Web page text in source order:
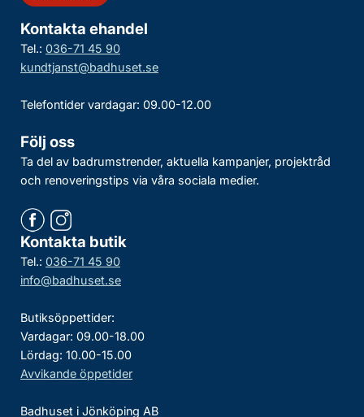
Kontakta ehandel
Tel.: 036-71 45 90
kundtjanst@badhuset.se
Telefontider vardagar: 09.00-12.00
Följ oss
Ta del av badrumstrender, aktuella kampanjer, projektråd
och renoveringstips via våra sociala medier.
Kontakta butik
Tel.: 036-71 45 90
info@badhuset.se
Butiksöppettider:
Vardagar: 09.00-18.00
Lördag: 10.00-15.00
Avvikande öppetider
Badhuset i Jönköping AB